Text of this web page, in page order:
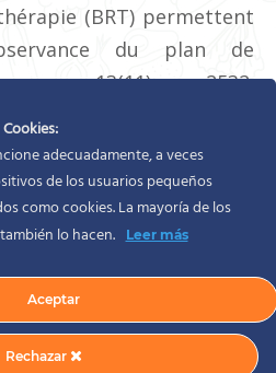
(BRT) permettent
du plan de
13(11), 2532.
cancers13112532
Silvia Rodíguez mars 19, 2023
Cookies:
adecuadamente, a veces
de los usuarios pequeños
como cookies. La mayoría de los
lo hacen.
Leer más
Aceptar
Rechazar